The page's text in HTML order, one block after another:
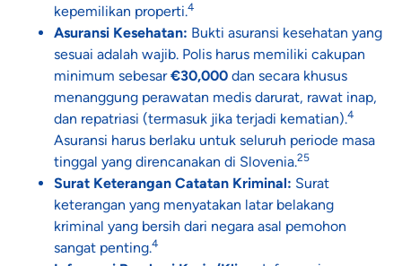
kepemilikan properti.4
Asuransi Kesehatan: Bukti asuransi kesehatan yang
sesuai adalah wajib. Polis harus memiliki cakupan
minimum sebesar€30,000 dan secara khusus
menanggung perawatan medis darurat, rawat inap,
dan repatriasi (termasuk jika terjadi kematian).4
Asuransi harus berlaku untuk seluruh periode masa
tinggal yang direncanakan di Slovenia.25
Surat Keterangan Catatan Kriminal: Surat
keterangan yang menyatakan latar belakang
kriminal yang bersih dari negara asal pemohon
sangat penting.4